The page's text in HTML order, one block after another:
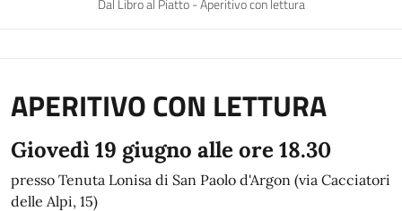
Dal Libro al Piatto - Aperitivo con lettura
APERITIVO CON LETTURA
Giovedì 19 giugno alle ore 18.30
presso Tenuta Lonisa di San Paolo d'Argon (via Cacciatori
delle Alpi, 15)